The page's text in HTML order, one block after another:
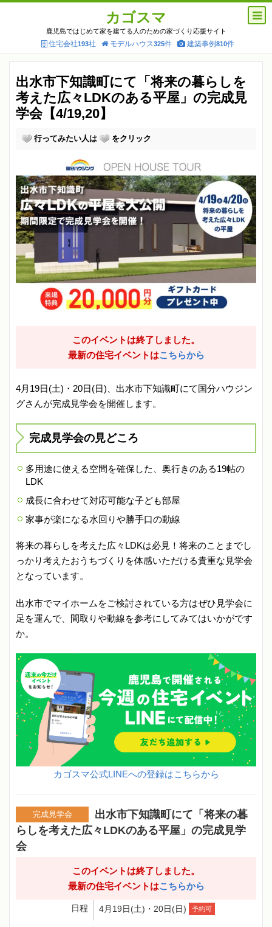
カゴスマ
鹿児島ではじめて家を建てる人のための家づくり応援サイト
住宅会社193社 モデルハウス325件 建築事例810件
出水市下知識町にて「将来の暮らしを
考えた広々LDKのある平屋」の完成見
学会【4/19,20】
行ってみたい人は をクリック
このイベントは終了しました。
最新の住宅イベントはこちらから
4月19日(土)・20日(日)、出水市下知識町にて国分ハウジン
グさんが完成見学会を開催します。
完成見学会の見どころ
多用途に使える空間を確保した、奥行きのある19帖の
LDK
成長に合わせて対応可能な子ども部屋
家事が楽になる水回りや勝手口の動線
将来の暮らしを考えた広々LDKは必見！将来のことまでし
っかり考えたおうちづくりを体感いただける貴重な見学会
となっています。
出水市でマイホームをご検討されている方はぜひ見学会に
足を運んで、間取りや動線を参考にしてみてはいかがです
か。
カゴスマ公式LINEへの登録はこちらから
出水市下知識町にて「将来の暮
らしを考えた広々LDKのある平屋」の完成見学
会
このイベントは終了しました。
最新の住宅イベントはこちらから
日程 4月19日(土)・20日(日) 予約可
完成見学会